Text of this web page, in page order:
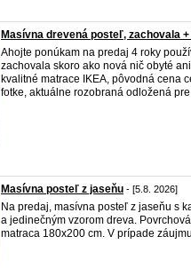
Masívna drevená posteľ, zachovala
Ahojte ponúkam na predaj 4 roky
zachovala skoro ako nová nič obyté
kvalitné matrace IKEA, pôvodná cena
fotke, aktuálne rozobraná odložená
Masívna posteľ z jaseňu - [5.8. 2026]
Na predaj, masívna posteľ z jaseňu s
a jedinečným vzorom dreva.
matraca 180x200 cm. V prípade